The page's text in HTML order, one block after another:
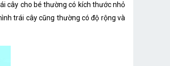
cây cho bé thường có kích thước nhỏ
trái cây cũng thường có độ rộng và